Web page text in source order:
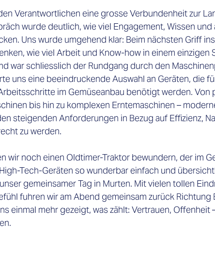
Verantwortlichen eine grosse Verbundenheit zur
wurde deutlich, wie viel Engagement, Wissen und
Uns wurde umgehend klar: Beim nächsten Griff
wie viel Arbeit und Know-how in einem einzigen
war schliesslich der Rundgang durch den
uns eine beeindruckende Auswahl an Geräten, die
im Gemüseanbau benötigt werden. Von
bis hin zu komplexen Erntemaschinen –
steigenden Anforderungen in Bezug auf Effizienz,
zu werden.
wir noch einen Oldtimer-Traktor bewundern, der im
Tech-Geräten so wunderbar einfach und
gemeinsamer Tag in Murten. Mit vielen tollen
fuhren wir am Abend gemeinsam zurück Richtung
einmal mehr gezeigt, was zählt: Vertrauen, Offenheit